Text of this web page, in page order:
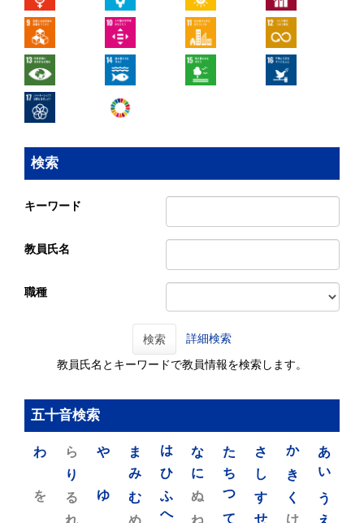
検索
キーワード
教員氏名
職種
検索 詳細検索
教員氏名とキーワードで教員情報を検索します。
五十音検索
あ
い
う
え
か
き
く
け
さ
し
す
せ
た
ち
つ
て
な
に
ぬ
ね
は
ひ
ふ
へ
ま
み
む
め
や
ゆ
ら
り
る
れ
わ
を